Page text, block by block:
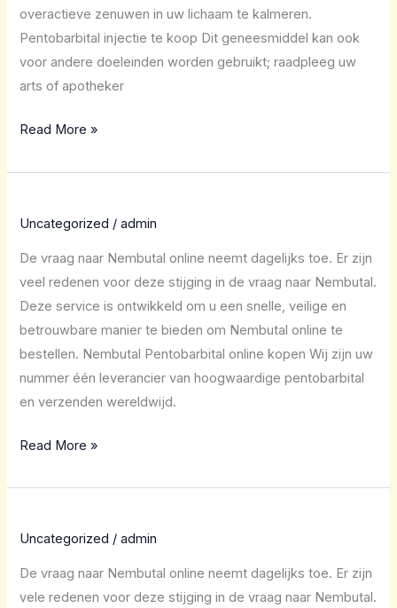
overactieve zenuwen in uw lichaam te kalmeren.
Pentobarbital injectie te koop Dit geneesmiddel kan ook
voor andere doeleinden worden gebruikt; raadpleeg uw
arts of apotheker
Read More »
Uncategorized /admin
De vraag naar Nembutal online neemt dagelijks toe. Er zijn
veel redenen voor deze stijging in de vraag naar Nembutal.
Deze service is ontwikkeld om u een snelle, veilige en
betrouwbare manier te bieden om Nembutal online te
bestellen. Nembutal Pentobarbital online kopen Wij zijn uw
nummer één leverancier van hoogwaardige pentobarbital
en verzenden wereldwijd.
Read More »
Uncategorized /admin
De vraag naar Nembutal online neemt dagelijks toe. Er zijn
vele redenen voor deze stijging in de vraag naar Nembutal.